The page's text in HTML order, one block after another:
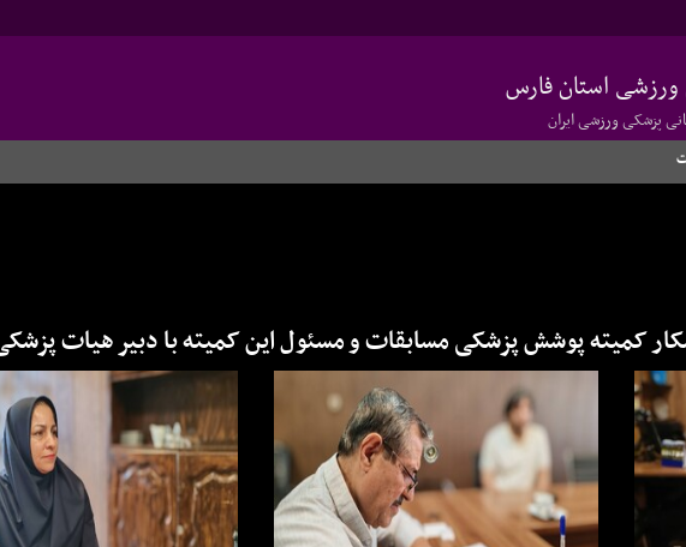
استان فارس
پزشکی ورزشی ایران
کمیته پوشش پزشکی مسابقات و مسئول این کمیته با دبیر هیات